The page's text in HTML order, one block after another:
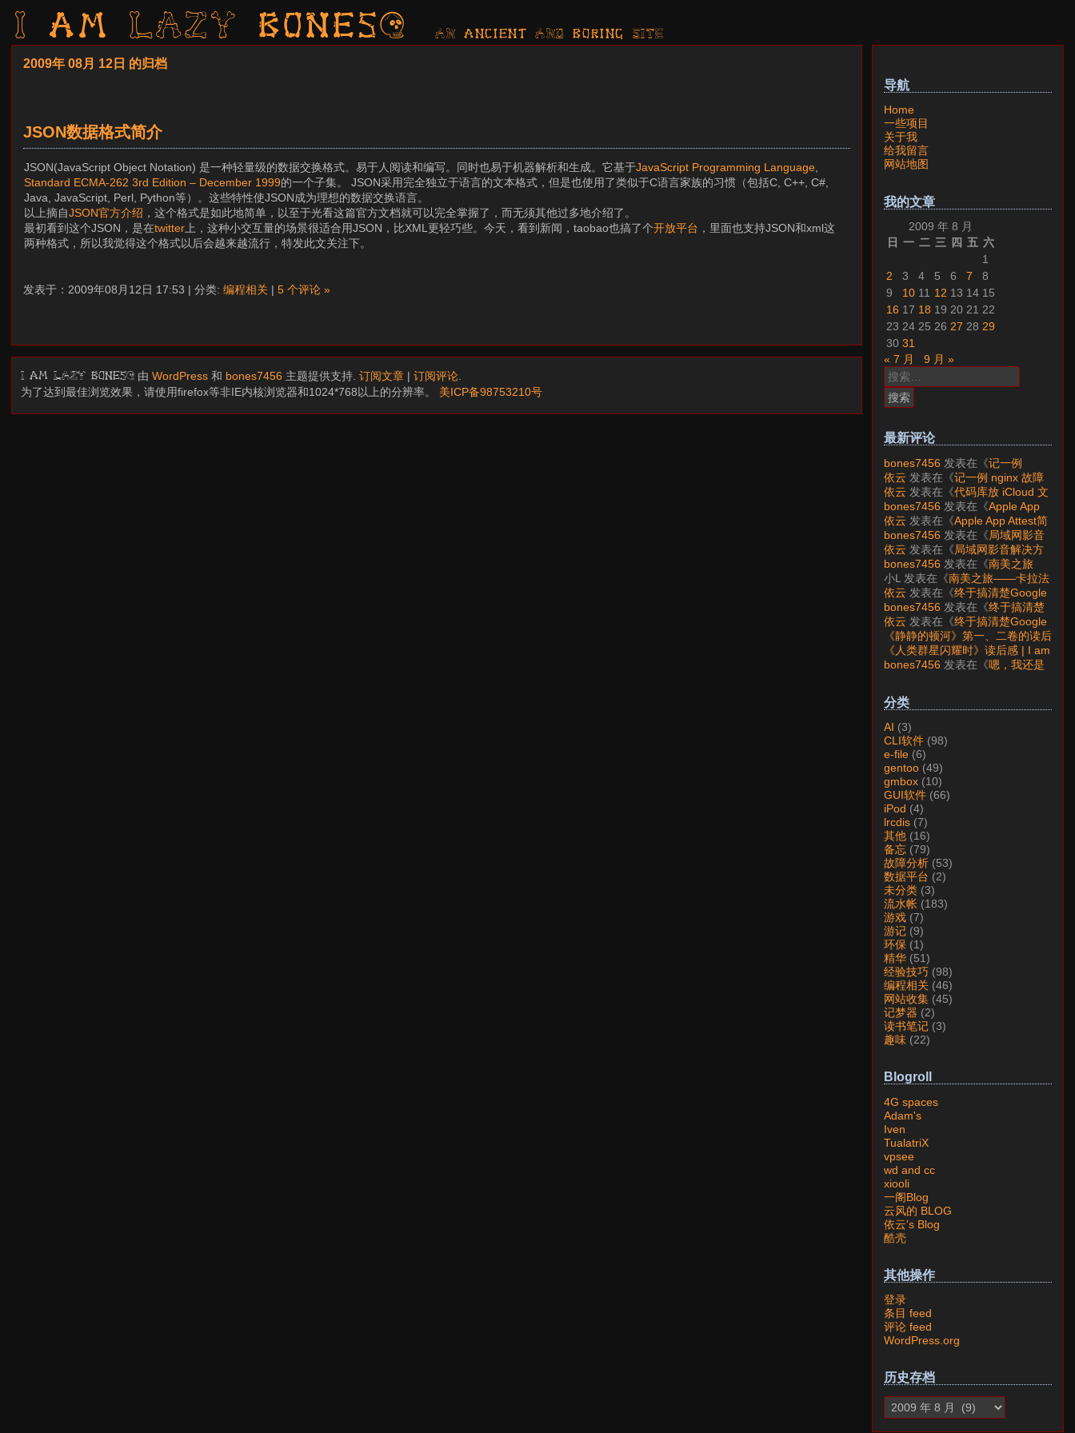
I am LAZY bones? AN ancient AND boring SITE
2009年 08月 12日 的归档
JSON数据格式简介
JSON(JavaScript Object Notation) 是一种轻量级的数据交换格式。易于人阅读和编写。同时也易于机器解析和生成。它基于JavaScript Programming Language
Standard ECMA-262 3rd Edition – December 1999的一个子集。 JSON采用完全独立于语言的文本格式，但是也使用了类似于C语言家族的习惯（包括C, C++, C#,
Java, JavaScript, Perl, Python等）。这些特性使JSON成为理想的数据交换语言。
以上摘自JSON官方介绍 ，这个格式是如此地简单，以至于光看这篇官方文档就可以完全掌握了，而无须其他过多地介绍了。
最初看到这个JSON，是在twitter 上，这种小交互量的场景很适合用JSON，比XML更轻巧些。今天，看到新闻，taobao也搞了个开放平台 ，里面也支持JSON和xml这
两种格式，所以我觉得这个格式以后会越来越流行，特发此文关注下。
发表于：2009年08月12日 17:53 | 分类: 编程相关 | 5 个评论 »
I am LAZY bones? 由WordPress 和 bones7456 主题提供支持.订阅文章 |订阅评论
为了达到最佳浏览效果，请使用firefox等非IE内核浏览器和1024*768以上的分辨率。 美ICP备98753210号
导航
Home
一些项目
关于我
给我留言
网站地图
我的文章
2009 年 8 月
日 一 二 三 四 五 六
1
2
3 4 5 6 7
8
9
10 11 12 13 14 15
16 17 18 19 20 21 22
23 24 25 26 27 28 29
30 31
« 7 月
9 月 »
搜
索：
最新评论
bones7456 发表在《记一例
nginx 故障分析》
依云 发表在《记一例 nginx 故障
分析 》
依云 发表在《代码库放 iCloud 文
件夹会怎样？》
bones7456 发表在《Apple App
Attest简介》
依云 发表在《Apple App Attest简
介》
bones7456 发表在《局域网影音
解决方案——Jellyfin》
依云 发表在《局域网影音解决方
案——Jellyfin》
bones7456 发表在《南美之旅
——卡拉法特看莫雷诺大冰川》
小L 发表在《南美之旅——卡拉法
特看莫雷诺大冰川》
依云 发表在《终于搞清楚Google
账号的所属国家的逻辑了》
bones7456 发表在《终于搞清楚
Google账号的所属国家的逻辑
了》
依云 发表在《终于搞清楚Google
账号的所属国家的逻辑了》
《静静的顿河》第一、二卷的读后
感 | I am LAZY bones?发表在
《《人类群星闪耀时》读后感》
《人类群星闪耀时》读后感 | I am
LAZY bones?发表在《
《显微镜
bones7456 发表在《嗯，我还是
分类
AI (3)
CLI软件 (98)
e-file (6)
gentoo (49)
gmbox (10)
GUI软件 (66)
iPod (4)
lrcdis (7)
其他 (16)
备忘 (79)
故障分析 (53)
数据平台 (2)
未分类 (3)
流水帐 (183)
游戏 (7)
游记 (9)
环保 (1)
精华 (51)
经验技巧 (98)
编程相关 (46)
网站收集 (45)
记梦器 (2)
读书笔记 (3)
趣味 (22)
Blogroll
4G spaces
Adam's
Iven
TualatriX
vpsee
wd and cc
xiooli
一阁Blog
云风的 BLOG
依云's Blog
酷壳
其他操作
登录
条目 feed
评论 feed
WordPress.org
历史存档